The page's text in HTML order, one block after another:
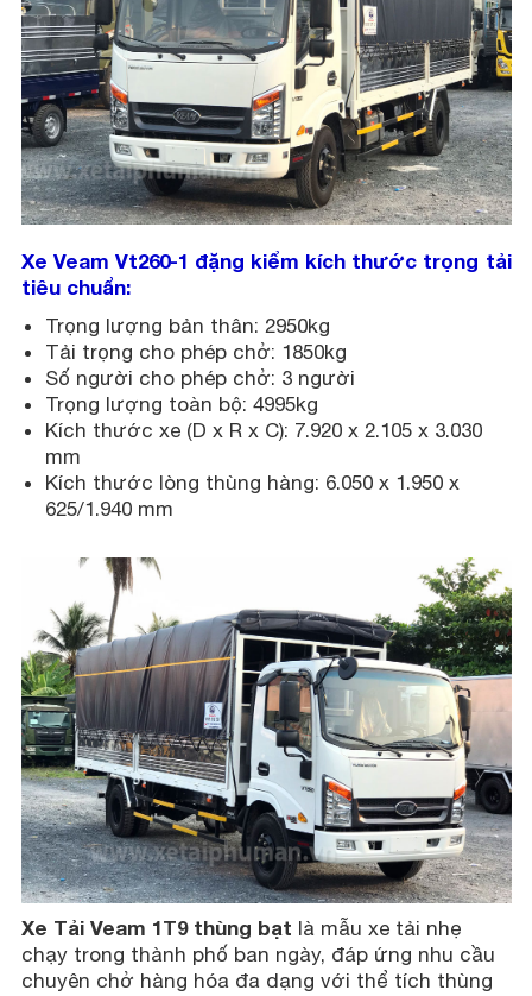
Xe Veam Vt260-1 đặng kiểm kích thước trọng tải
tiêu chuẩn:
Trọng lượng bản thân: 2950kg
Tải trọng cho phép chở: 1850kg
Số người cho phép chở: 3 người
Trọng lượng toàn bộ: 4995kg
Kích thước xe (D x R x C): 7.920 x 2.105 x 3.030
mm
Kích thước lòng thùng hàng: 6.050 x 1.950 x
625/1.940 mm
Xe Tải Veam 1T9 thùng bạt là mẫu xe tải nhẹ
chạy trong thành phố ban ngày, đáp ứng nhu cầu
chuyên chở hàng hóa đa dạng với thể tích thùng